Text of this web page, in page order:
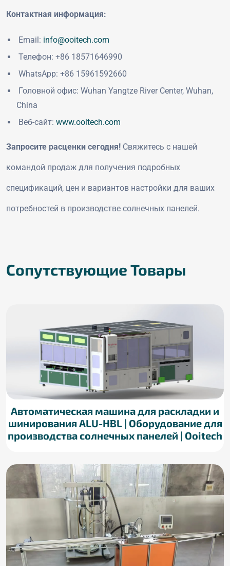
Контактная информация:
Email: info@ooitech.com
Телефон: +86 18571646990
WhatsApp: +86 15961592660
Головной офис: Wuhan Yangtze River Center, Wuhan,
China
Веб-сайт: www.ooitech.com
Запросите расценки сегодня! Свяжитесь с нашей
командой продаж для получения подробных
спецификаций, цен и вариантов настройки для ваших
потребностей в производстве солнечных панелей.
Сопутствующие Товары
Автоматическая машина для раскладки и
шинирования ALU-HBL | Оборудование для
производства солнечных панелей | Ooitech